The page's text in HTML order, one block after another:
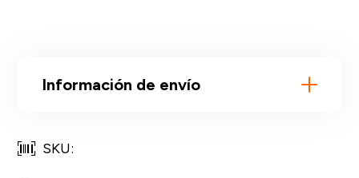
Información de envío
SKU: